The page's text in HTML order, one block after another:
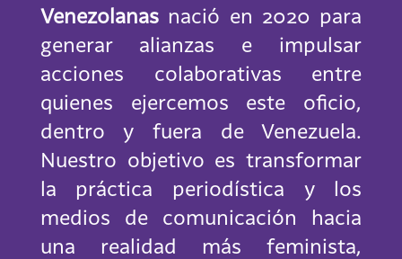
Venezolanasnació en 2020 para
generar alianzas e impulsar
acciones colaborativas entre
quienes ejercemos este oficio,
dentro y fuera de Venezuela.
Nuestro objetivo es transformar
la práctica periodística y los
medios de comunicación hacia
una realidad más feminista,